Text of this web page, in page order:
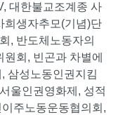
대한불교조계종 사
희생자추모(기념)단
, 반도체노동자의
회, 빈곤과 차별에
삼성노동인권지킴
울인권영화제, 성적
주노동운동협의회,